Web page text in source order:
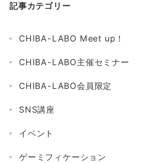
記事カテゴリー
CHIBA-LABO Meet up！
CHIBA-LABO主催セミナー
CHIBA-LABO会員限定
SNS講座
イベント
ゲーミフィケーション